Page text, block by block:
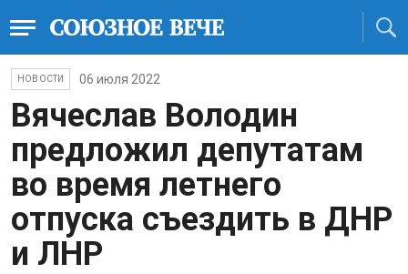
НОВОСТИ 06 июля 2022
Вячеслав Володин
предложил депутатам
во время летнего
отпуска съездить в ДНР
и ЛНР